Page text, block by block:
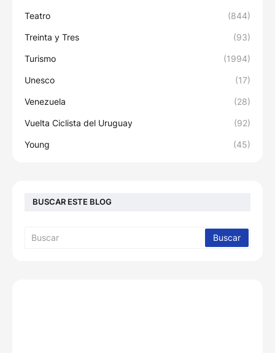
Teatro (844)
Treinta y Tres (93)
Turismo (1994)
Unesco (17)
Venezuela (28)
Vuelta Ciclista del Uruguay (92)
Young (45)
BUSCAR ESTE BLOG